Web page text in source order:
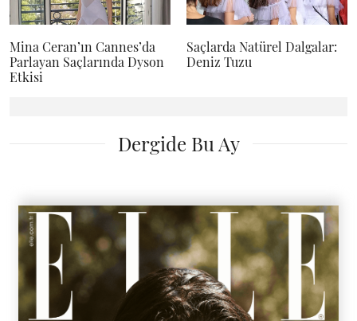
Mina Ceran’ın Cannes’da
Parlayan Saçlarında Dyson
Etkisi
Saçlarda Natürel Dalgalar:
Deniz Tuzu
Dergide Bu Ay